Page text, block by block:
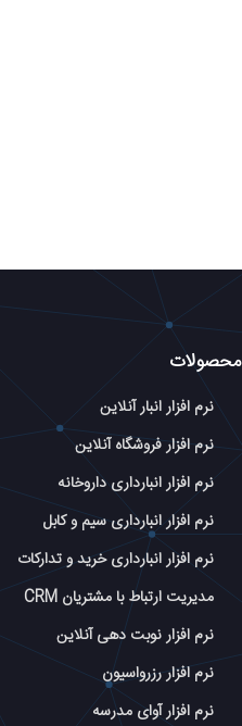
محصولات
نرم افزار انبار آنلاین
نرم افزار فروشگاه آنلاین
نرم افزار انبارداری داروخانه
نرم افزار انبارداری سیم و کابل
نرم افزار انبارداری خرید و تدارکات
مدیریت ارتباط با مشتریان CRM
نرم افزار نوبت دهی آنلاین
نرم افزار رزرواسیون
نرم افزار آوای مدرسه